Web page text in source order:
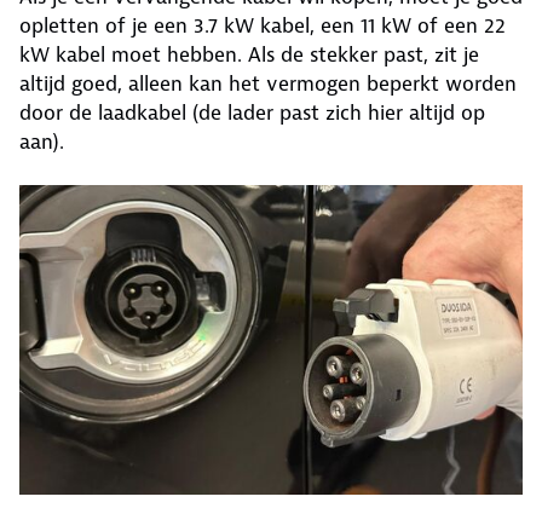
opletten of je een 3.7 kW kabel, een 11 kW of een 22
kW kabel moet hebben. Als de stekker past, zit je
altijd goed, alleen kan het vermogen beperkt worden
door de laadkabel (de lader past zich hier altijd op
aan).